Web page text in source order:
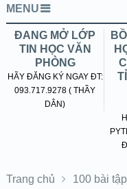
MENU
ĐANG MỞ LỚP
TIN HỌC VĂN
PHÒNG
HÃY ĐĂNG KÝ NGAY ĐT:
093.717.9278 ( THẦY
DÂN)
Trang chủ
100 bài